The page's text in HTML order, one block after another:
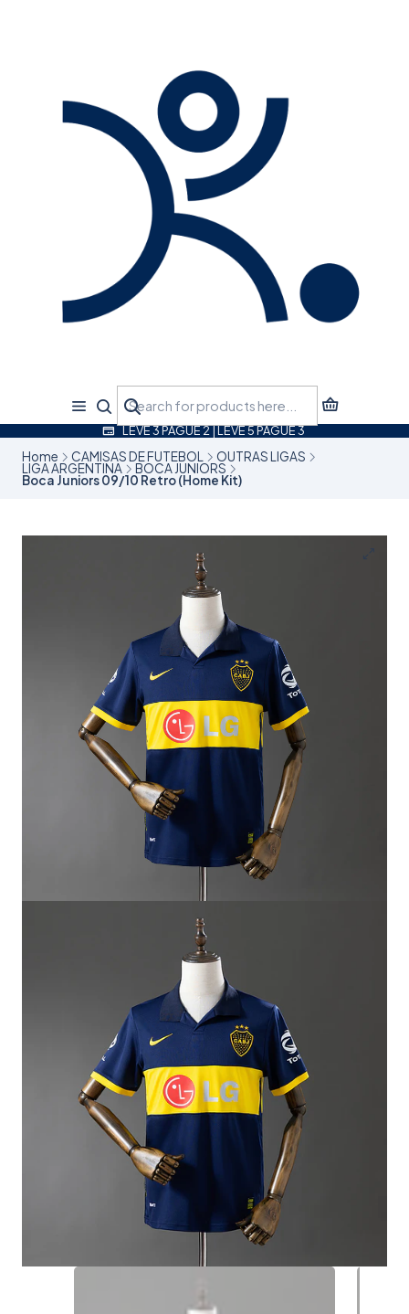
LEVE 3 PAGUE 2 | LEVE 5 PAGUE 3
Home CAMISAS DE FUTEBOL OUTRAS LIGAS
LIGA ARGENTINA BOCA JUNIORS
Boca Juniors 09/10 Retro (Home Kit)